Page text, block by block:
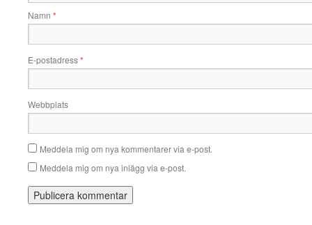
Namn *
E-postadress*
Webbplats
Meddela mig om nya kommentarer via e-post.
Meddela mig om nya inlägg via e-post.